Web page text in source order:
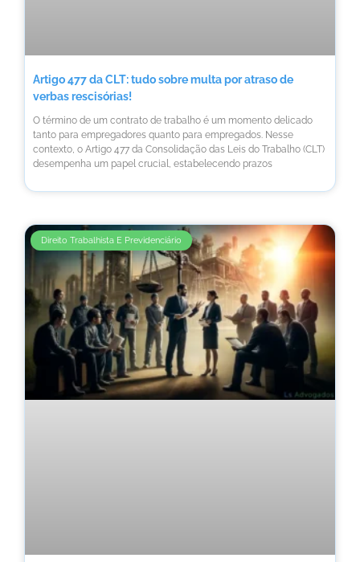
Artigo 477 da CLT: tudo sobre multa por atraso de
verbas rescisórias!
O término de um contrato de trabalho é um momento delicado
tanto para empregadores quanto para empregados. Nesse
contexto, o Artigo 477 da Consolidação das Leis do Trabalho (CLT)
desempenha um papel crucial, estabelecendo prazos
Direito Trabalhista E Previdenciário